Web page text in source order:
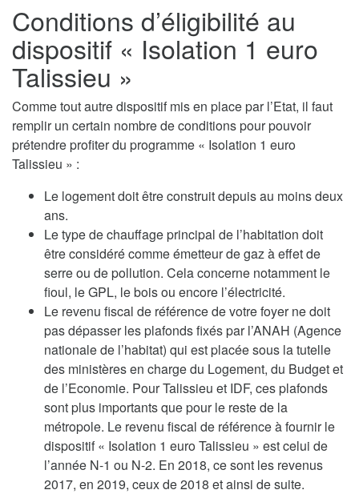
Conditions d’éligibilité au
dispositif « Isolation 1 euro
Talissieu »
Comme tout autre dispositif mis en place par l’Etat, il faut
remplir un certain nombre de conditions pour pouvoir
prétendre profiter du programme « Isolation 1 euro
Talissieu » :
Le logement doit être construit depuis au moins deux
ans.
Le type de chauffage principal de l’habitation doit
être considéré comme émetteur de gaz à effet de
serre ou de pollution. Cela concerne notamment le
fioul, le GPL, le bois ou encore l’électricité.
Le revenu fiscal de référence de votre foyer ne doit
pas dépasser les plafonds fixés par l’ANAH (Agence
nationale de l’habitat) qui est placée sous la tutelle
des ministères en charge du Logement, du Budget et
de l’Economie. Pour Talissieu et IDF, ces plafonds
sont plus importants que pour le reste de la
métropole. Le revenu fiscal de référence à fournir le
dispositif « Isolation 1 euro Talissieu » est celui de
l’année N-1 ou N-2. En 2018, ce sont les revenus
2017, en 2019, ceux de 2018 et ainsi de suite.